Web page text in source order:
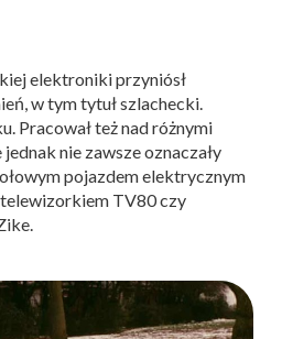
elektroniki przyniósł
w tym tytuł szlachecki.
Pracował też nad różnymi
nie zawsze oznaczały
pojazdem elektrycznym
TV80 czy